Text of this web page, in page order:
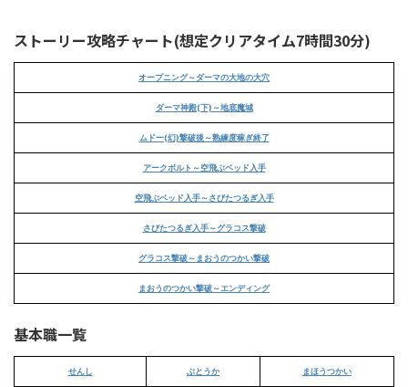
ストーリー攻略チャート(想定クリアタイム7時間30分)
オープニング～ダーマの大地の大穴
ダーマ神殿(下)～地底魔城
ムドー(幻)撃破後～熟練度稼ぎ終了
アークボルト～空飛ぶベッド入手
空飛ぶベッド入手～さびたつるぎ入手
さびたつるぎ入手～グラコス撃破
グラコス撃破～まおうのつかい撃破
まおうのつかい撃破～エンディング
基本職一覧
せんし ぶとうか まほうつかい